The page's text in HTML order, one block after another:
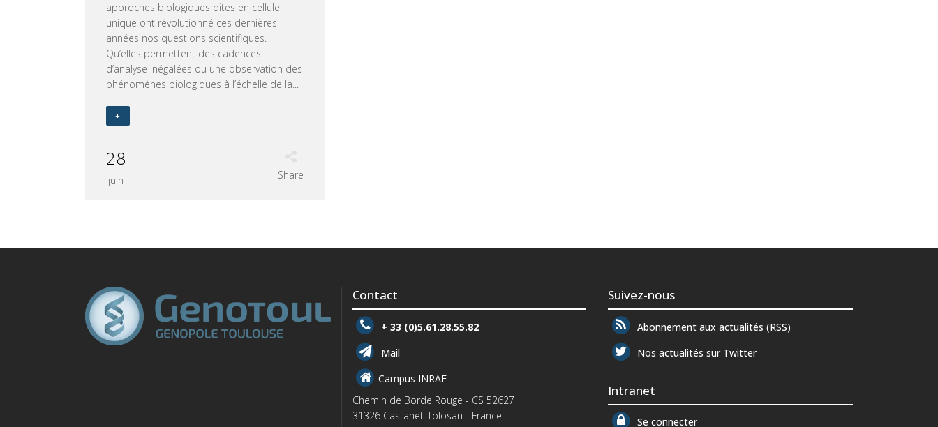
approches biologiques dites en cellule
unique ont révolutionné ces dernières
années nos questions scientifiques.
Qu’elles permettent des cadences
d’analyse inégalées ou une observation des
phénomènes biologiques à l’échelle de la...
+
28
juin Share
Contact
+ 33 (0)5.61.28.55.82
Mail
Campus INRAE
Chemin de Borde Rouge - CS 52627
31326 Castanet-Tolosan - France
Suivez-nous
Abonnement aux actualités (RSS)
Nos actualités sur Twitter
Intranet
Se connecter